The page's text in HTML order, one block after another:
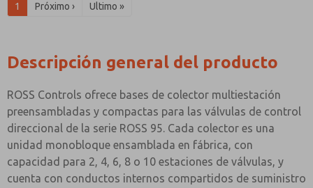
1 Próximo › Ultimo »
Descripción general del producto
ROSS Controls ofrece bases de colector multiestación
preensambladas y compactas para las válvulas de control
direccional de la serie ROSS 95. Cada colector es una
unidad monobloque ensamblada en fábrica, con
capacidad para 2, 4, 6, 8 o 10 estaciones de válvulas, y
cuenta con conductos internos compartidos de suministro